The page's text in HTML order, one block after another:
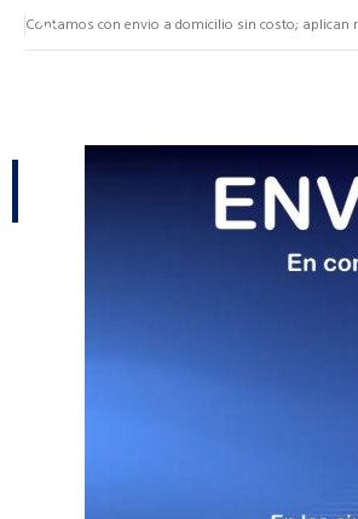
Contamos con envio a domicilio sin costo; aplican
NUESTRAS CATEGORÍAS